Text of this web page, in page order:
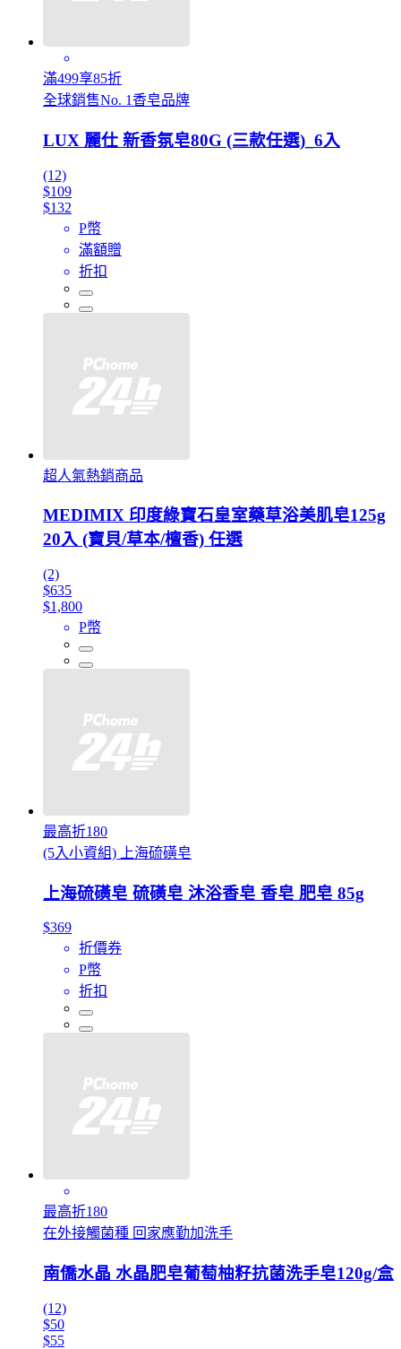
滿499享85折
全球銷售No. 1香皂品牌
LUX 麗仕 新香氛皂80G (三款任選)_6入
(12)
$109
$132
P幣
滿額贈
折扣
超人氣熱銷商品
MEDIMIX 印度綠寶石皇室藥草浴美肌皂125g
20入 (寶貝/草本/檀香) 任選
(2)
$635
$1,800
P幣
最高折180
(5入小資組) 上海硫磺皂
上海硫磺皂 硫磺皂 沐浴香皂 香皂 肥皂 85g
$369
折價券
P幣
折扣
最高折180
在外接觸菌種 回家應勤加洗手
南僑水晶 水晶肥皂葡萄柚籽抗菌洗手皂120g/盒
(12)
$50
$55